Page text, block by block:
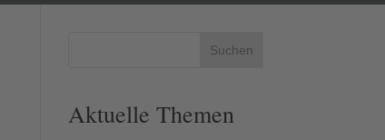
Suchen
Aktuelle Themen